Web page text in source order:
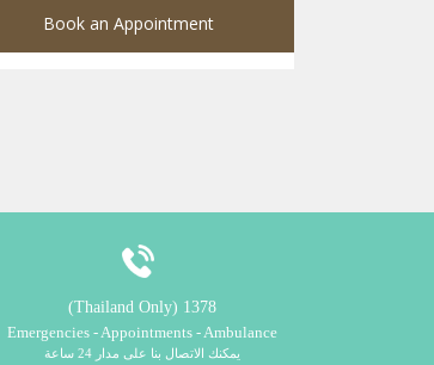
Book an Appointment
1378 (Thailand Only)
Emergencies - Appointments - Ambulance
يمكنك الاتصال بنا على مدار 24 ساعة